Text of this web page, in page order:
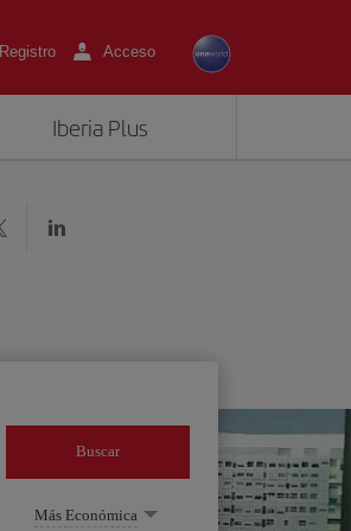
Registro Acceso
Iberia Plus
Buscar
Más Económica